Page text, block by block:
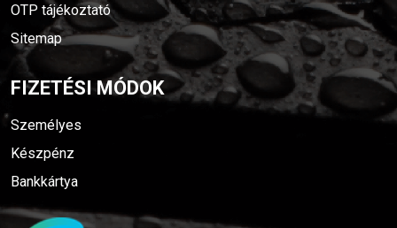
OTP tájékoztató
Sitemap
FIZETÉSI MÓDOK
Személyes
Készpénz
Bankkártya